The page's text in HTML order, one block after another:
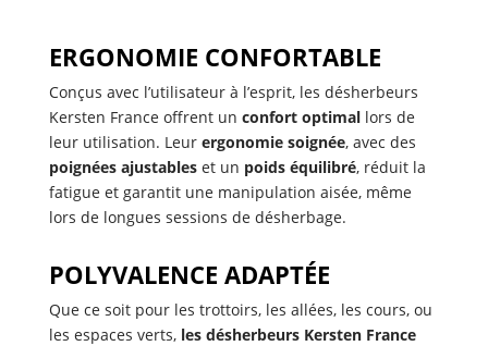
ERGONOMIE CONFORTABLE
Conçus avec l’utilisateur à l’esprit, les désherbeurs
Kersten France offrent un confort optimallors de
leur utilisation. Leur ergonomie soignée, avec des
poignées ajustableset un poids équilibré, réduit la
fatigue et garantit une manipulation aisée, même
lors de longues sessions de désherbage.
POLYVALENCE ADAPTÉE
Que ce soit pour les trottoirs, les allées, les cours, ou
les espaces verts, les désherbeurs Kersten France